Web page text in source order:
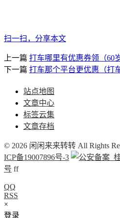
扫一扫，分享本文
上一篇 打车哪里有优惠券领（60
下一篇 打车那个平台更优惠（打
站点地图
文章中心
标签云集
文章存档
© 2026 闲闲来来转转 All Rights
ICP备19007896号-3
号 ff
QQ
RSS
×
登录